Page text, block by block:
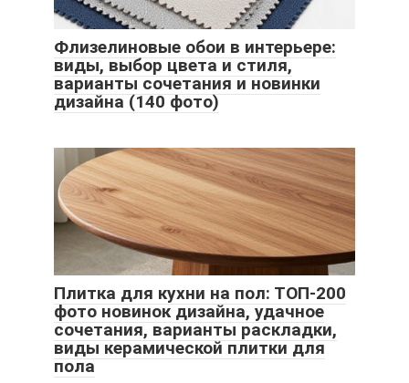
Флизелиновые обои в интерьере:
виды, выбор цвета и стиля,
варианты сочетания и новинки
дизайна (140 фото)
Плитка для кухни на пол: ТОП-200
фото новинок дизайна, удачное
сочетания, варианты раскладки,
виды керамической плитки для
пола